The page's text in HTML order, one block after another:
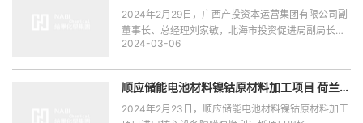
2024年2月29日，广西产投资本运营集团有限公司副
董事长、总经理刘家敏，北海市投资促进局副局长马
宗华等一行领导到北海顺应开展项目考察交流。
2024-03-06
顺应储能电池材料镍钴原材料加工项目 荷兰进
2024年2月23日，顺应储能电池材料镍钴原材料加工